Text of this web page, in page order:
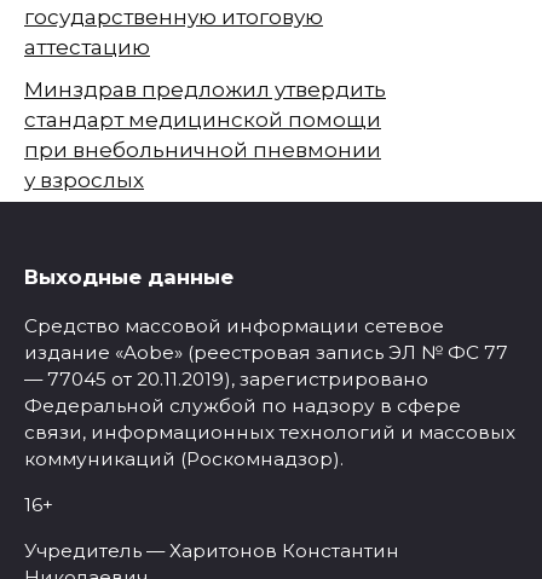
государственную итоговую
аттестацию
Минздрав предложил утвердить
стандарт медицинской помощи
при внебольничной пневмонии
у взрослых
Выходные данные
Средство массовой информации сетевое
издание «Aobe» (реестровая запись ЭЛ № ФС 77
— 77045 от 20.11.2019), зарегистрировано
Федеральной службой по надзору в сфере
связи, информационных технологий и массовых
коммуникаций (Роскомнадзор).
16+
Учредитель — Харитонов Константин